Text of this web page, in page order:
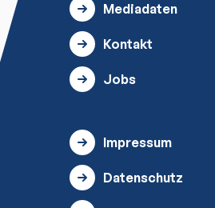
Mediadaten
Kontakt
Jobs
Impressum
Datenschutz